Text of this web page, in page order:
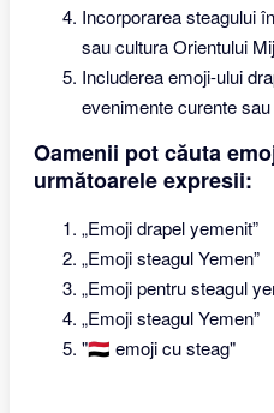
Incorporarea steagului
sau cultura Orientului
Includerea emoji-ului
evenimente curente
Oamenii pot căuta
următoarele expresii:
„Emoji drapel yemenit”
„Emoji steagul Yemen”
„Emoji pentru steagul
„Emoji steagul Yemen”
"🇾🇪 emoji cu steag"